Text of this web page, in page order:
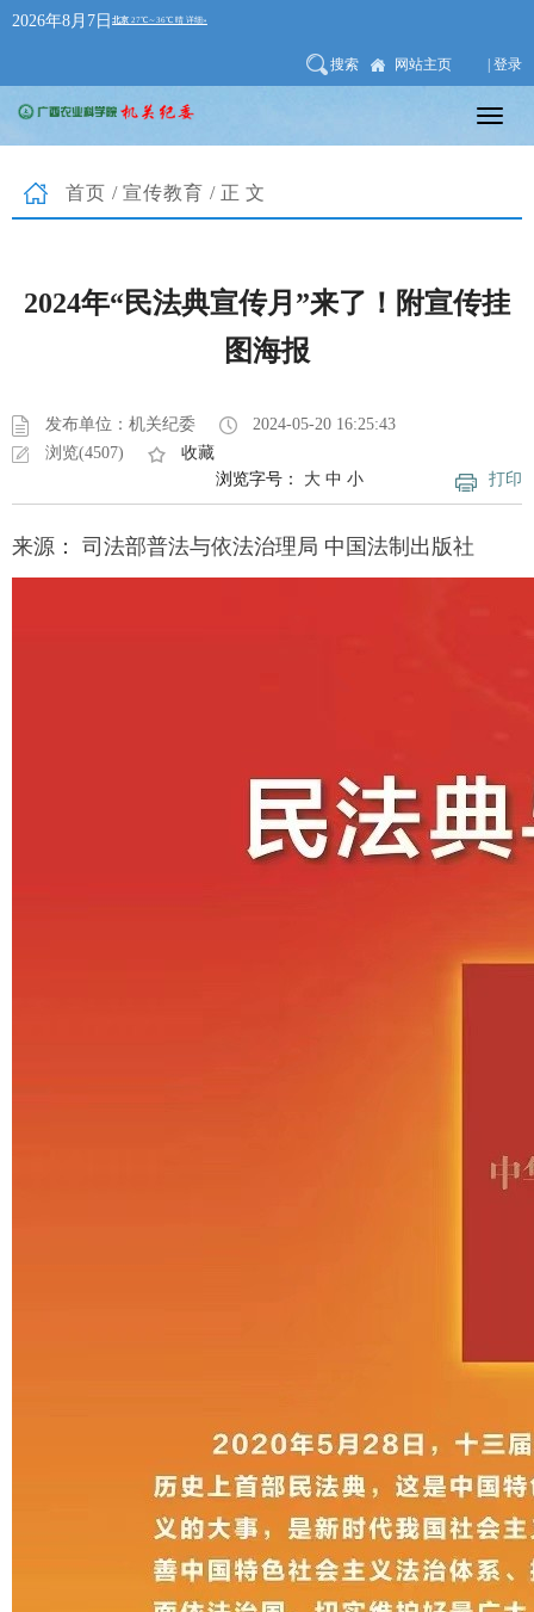
2026年8月7日
搜索 网站主页 | 登录
首页 / 宣传教育 /正文
2024年“民法典宣传月”来了！附宣传挂
图海报
发布单位：机关纪委
2024-05-20 16:25:43
浏览(4507)
收藏
打印
浏览字号： 大 中 小
来源： 司法部普法与依法治理局 中国法制出版社